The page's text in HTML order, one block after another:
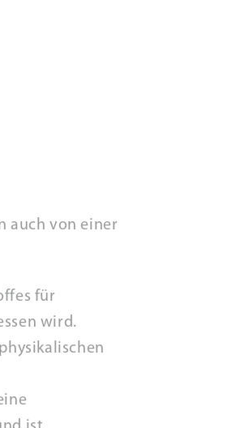
auch von einer
für
wird.